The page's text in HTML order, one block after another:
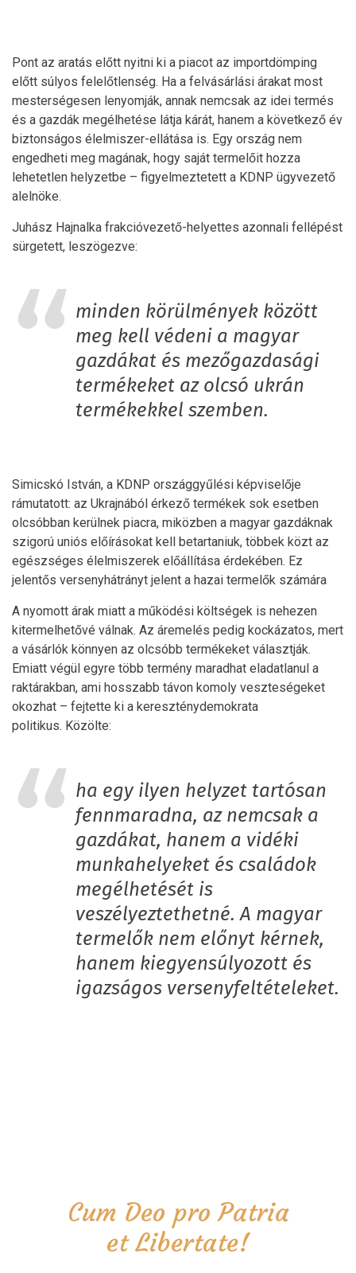
Pont az aratás előtt nyitni ki a piacot az importdömping
előtt súlyos felelőtlenség. Ha a felvásárlási árakat most
mesterségesen lenyomják, annak nemcsak az idei termés
és a gazdák megélhetése látja kárát, hanem a következő év
biztonságos élelmiszer-ellátása is. Egy ország nem
engedheti meg magának, hogy saját termelőit hozza
lehetetlen helyzetbe – figyelmeztetett a KDNP ügyvezető
alelnöke.
Juhász Hajnalka frakcióvezető-helyettes azonnali fellépést
sürgetett, leszögezve:
minden körülmények között
meg kell védeni a magyar
gazdákat és mezőgazdasági
termékeket az olcsó ukrán
termékekkel szemben.
Simicskó István, a KDNP országgyűlési képviselője
rámutatott: az Ukrajnából érkező termékek sok esetben
olcsóbban kerülnek piacra, miközben a magyar gazdáknak
szigorú uniós előírásokat kell betartaniuk, többek közt az
egészséges élelmiszerek előállítása érdekében. Ez
jelentős versenyhátrányt jelent a hazai termelők számára
A nyomott árak miatt a működési költségek is nehezen
kitermelhetővé válnak. Az áremelés pedig kockázatos, mert
a vásárlók könnyen az olcsóbb termékeket választják.
Emiatt végül egyre több termény maradhat eladatlanul a
raktárakban, ami hosszabb távon komoly veszteségeket
okozhat – fejtette ki a kereszténydemokrata
politikus. Közölte:
ha egy ilyen helyzet tartósan
fennmaradna, az nemcsak a
gazdákat, hanem a vidéki
munkahelyeket és családok
megélhetését is
veszélyeztethetné. A magyar
termelők nem előnyt kérnek,
hanem kiegyensúlyozott és
igazságos versenyfeltételeket.
Cum Deo pro Patria
et Libertate!